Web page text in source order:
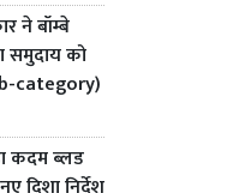
ने बॉम्बे
समुदाय को
category)
कदम ब्लड